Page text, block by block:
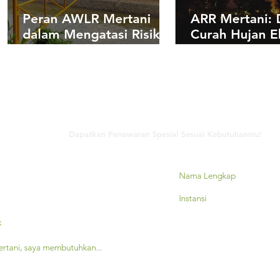
Peran AWLR Mertani
dalam Mengatasi Risiko
ARR Mertani:
Curah Hujan